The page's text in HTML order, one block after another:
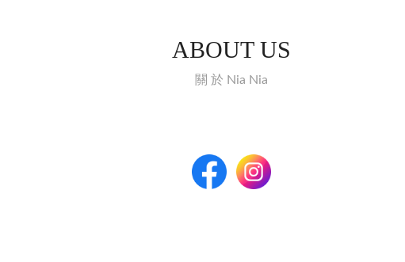
ABOUT US
關 於 Nia Nia